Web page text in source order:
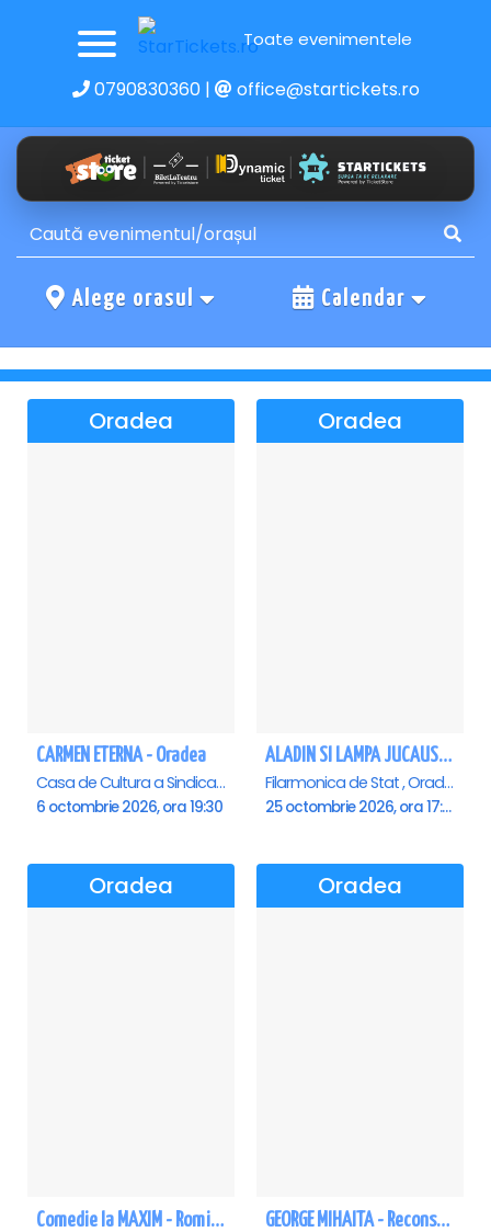
Toate evenimentele
0790830360| office@startickets.ro
Alege orasul Calendar
Oradea
CARMEN ETERNA - Oradea
Casa de Cultura a Sindicatelor , Oradea
6 octombrie 2026, ora 19:30
Oradea
ALADIN SI LAMPA JUCAUSA - Oradea - ANULAT
Filarmonica de Stat , Oradea
25 octombrie 2026, ora 17:30
Oradea
Comedie la MAXIM - Romica Tociu si Cornel Palade - Oradea
Oradea
GEORGE MIHAITA - Reconstituirea unei vieti - Oradea